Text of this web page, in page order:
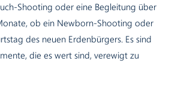
Shooting oder eine Begleitung über
ob ein Newborn-Shooting oder
des neuen Erdenbürgers. Es sind
die es wert sind, verewigt zu